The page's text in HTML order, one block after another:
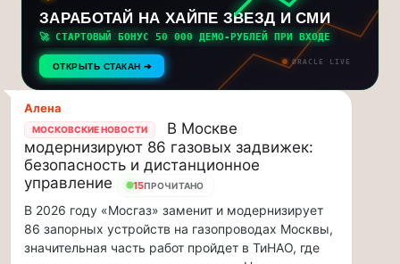
Друзья,
приглашаем
на
музыкальную
прогулку
по
Москве
Чайковского!…
приглашаем
на
музыкальную
чат-
мессенджер,
новости
и
инсайды
Москвы
ЗАРАБОТАЙ НА ХАЙПЕ ЗВЕЗД И СМИ
🚀 СТАРТОВЫЙ БОНУС 50 000 ДЕМО-РУБЛЕЙ ПРИ ВХОДЕ
ОТКРЫТЬ СТАКАН ➔ ORACLE LIVE
Алена
МОСКОВСКИЕ НОВОСТИ
В Москве
модернизируют 86 газовых задвижек:
безопасность и дистанционное
управление
15ПРОЧИТАНО
В 2026 году «Мосгаз» заменит и модернизирует
86 запорных устройств на газопроводах Москвы,
значительная часть работ пройдет в ТиНАО, где